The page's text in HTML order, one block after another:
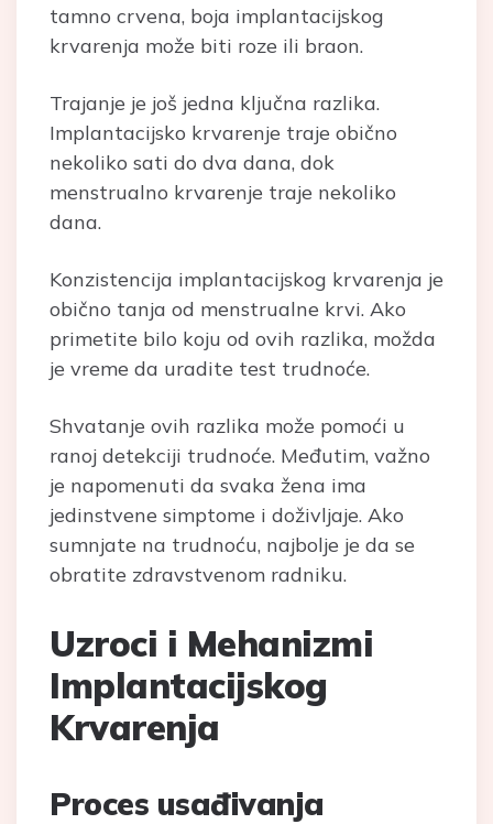
tamno crvena, boja implantacijskog
krvarenja može biti roze ili braon.
Trajanje je još jedna ključna razlika.
Implantacijsko krvarenje traje obično
nekoliko sati do dva dana, dok
menstrualno krvarenje traje nekoliko
dana.
Konzistencija implantacijskog krvarenja je
obično tanja od menstrualne krvi. Ako
primetite bilo koju od ovih razlika, možda
je vreme da uradite test trudnoće.
Shvatanje ovih razlika može pomoći u
ranoj detekciji trudnoće. Međutim, važno
je napomenuti da svaka žena ima
jedinstvene simptome i doživljaje. Ako
sumnjate na trudnoću, najbolje je da se
obratite zdravstvenom radniku.
Uzroci i Mehanizmi
Implantacijskog
Krvarenja
Proces usađivanja